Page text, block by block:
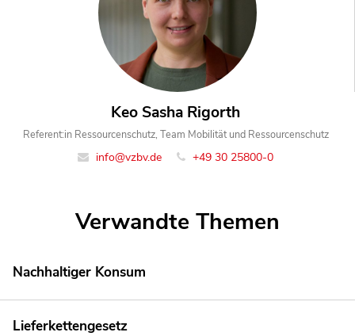
Keo Sasha Rigorth
Referent:in Ressourcenschutz, Team Mobilität und Ressourcenschutz
info@vzbv.de +49 30 25800-0
Verwandte Themen
Nachhaltiger Konsum
Lieferkettengesetz